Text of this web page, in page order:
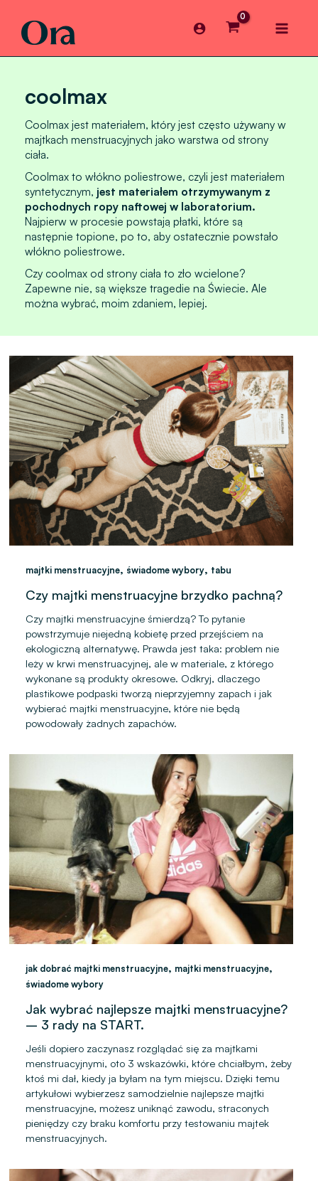
content
coolmax
Coolmax jest materiałem, który jest często używany w
majtkach menstruacyjnych jako warstwa od strony
ciała.
Coolmax to włókno poliestrowe, czyli jest materiałem
syntetycznym, jest materiałem otrzymywanym z
pochodnych ropy naftowej w laboratorium.
Najpierw w procesie powstają płatki, które są
następnie topione, po to, aby ostatecznie powstało
włókno poliestrowe.
Czy coolmax od strony ciała to zło wcielone?
Zapewne nie, są większe tragedie na Świecie. Ale
można wybrać, moim zdaniem, lepiej.
majtki menstruacyjne, świadome wybory, tabu
Czy majtki menstruacyjne brzydko pachną?
Czy majtki menstruacyjne śmierdzą? To pytanie
powstrzymuje niejedną kobietę przed przejściem na
ekologiczną alternatywę. Prawda jest taka: problem nie
leży w krwi menstruacyjnej, ale w materiale, z którego
wykonane są produkty okresowe. Odkryj, dlaczego
plastikowe podpaski tworzą nieprzyjemny zapach i jak
wybierać majtki menstruacyjne, które nie będą
powodowały żadnych zapachów.
jak dobrać majtki menstruacyjne, majtki menstruacyjne,
świadome wybory
Jak wybrać najlepsze majtki menstruacyjne?
– 3 rady na START.
Jeśli dopiero zaczynasz rozglądać się za majtkami
menstruacyjnymi, oto 3 wskazówki, które chciałbym, żeby
ktoś mi dał, kiedy ja byłam na tym miejscu. Dzięki temu
artykułowi wybierzesz samodzielnie najlepsze majtki
menstruacyjne, możesz uniknąć zawodu, straconych
pieniędzy czy braku komfortu przy testowaniu majtek
menstruacyjnych.